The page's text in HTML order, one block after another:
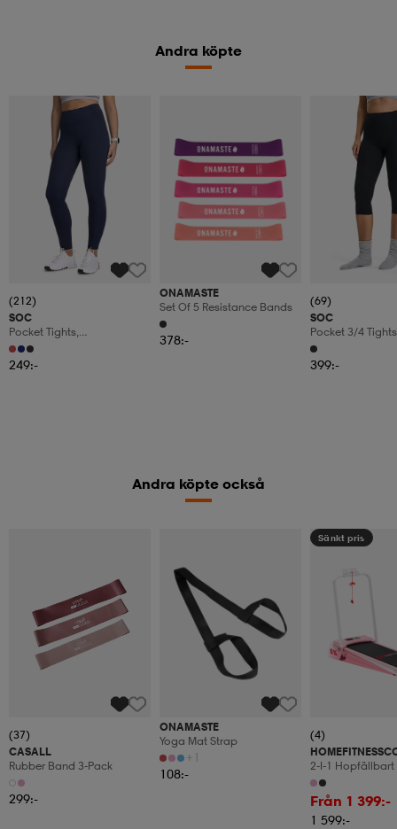
Andra köpte
(212)
SOC
Pocket Tights,
Träningstights, Dam
249:-
ONAMASTE
Set Of 5 Resistance Bands
378:-
(69)
SOC
Pocket 3/4
Träningstights,
399:-
Andra köpte också
(37)
CASALL
Rubber Band 3-Pack
299:-
ONAMASTE
Yoga Mat Strap
+1
108:-
Sänkt pris
(4)
2-I-1
1–10 Km/h Med
5 % Manuell
Från 1 399:-
1 599:-